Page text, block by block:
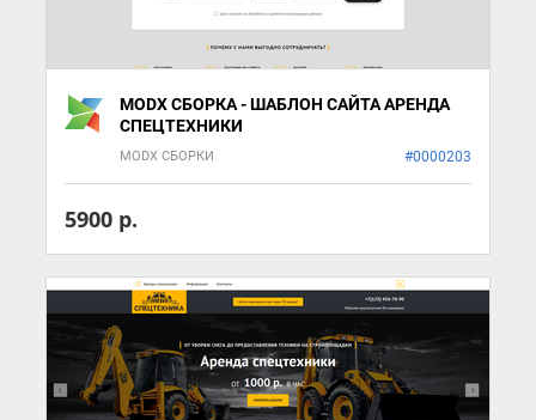
MODX СБОРКА - ШАБЛОН САЙТА АРЕНДА
СПЕЦТЕХНИКИ
MODX СБОРКИ #0000203
5900 р.